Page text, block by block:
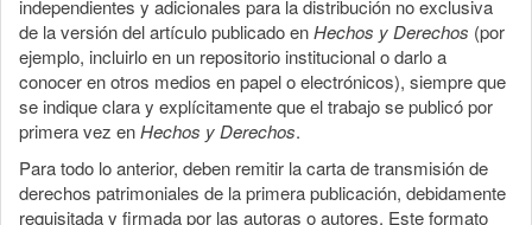
independientes y adicionales para la distribución no exclusiva
de la versión del artículo publicado enHechos y Derechos (por
ejemplo, incluirlo en un repositorio institucional o darlo a
conocer en otros medios en papel o electrónicos), siempre que
se indique clara y explícitamente que el trabajo se publicó por
primera vez enHechos y Derechos.
Para todo lo anterior, deben remitir la carta de transmisión de
derechos patrimoniales de la primera publicación, debidamente
requisitada y firmada por las autoras o autores. Este formato